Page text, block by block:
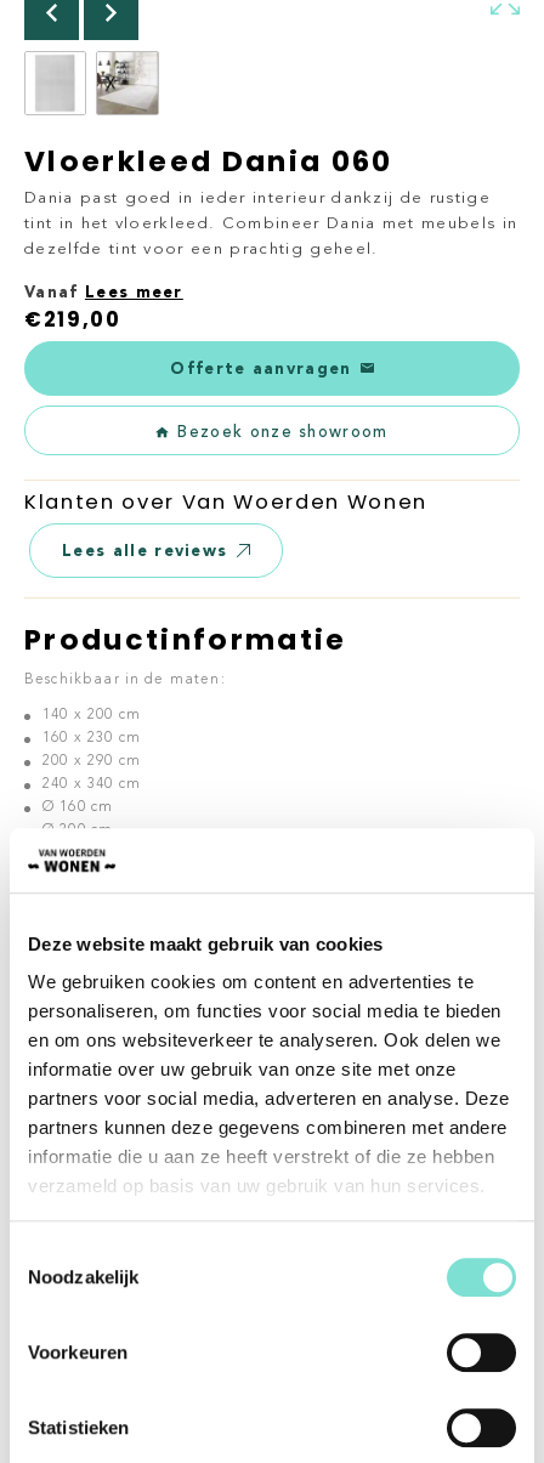
Deze website maakt gebruik van cookies
We gebruiken cookies om content en advertenties te
personaliseren, om functies voor social media te bieden
en om ons websiteverkeer te analyseren. Ook delen we
informatie over uw gebruik van onze site met onze
partners voor social media, adverteren en analyse. Deze
partners kunnen deze gegevens combineren met andere
informatie die u aan ze heeft verstrekt of die ze hebben
verzameld op basis van uw gebruik van hun services.
Noodzakelijk
Voorkeuren
Statistieken
Vloerkleed Dania 060
Dania past goed in ieder interieur dankzij de rustige
tint in het vloerkleed. Combineer Dania met meubels in
dezelfde tint voor een prachtig geheel.
Vanaf Lees meer
€219,00
Offerte aanvragen
Bezoek onze showroom
Klanten over Van Woerden Wonen
Lees alle reviews
Productinformatie
Beschikbaar in de maten:
140 x 200 cm
160 x 230 cm
200 x 290 cm
240 x 340 cm
Ø 160 cm
Ø 200 cm
Eurogros
Eurogros levert prachtige vloerkleden, traplopers en
Dankzij de uitgebreide collectie van Eurogros is er voor ieder
wat wils. Zo zijn er diverse formaten mogelijk in verschillende
vormen.
Specificaties
Merk Eurogros
Vorm Rechthoekig
Afwerking